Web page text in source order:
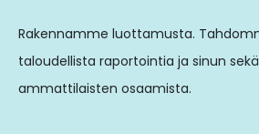
Rakennamme luottamusta.
taloudellista raportointia ja sinun
ammattilaisten osaamista.